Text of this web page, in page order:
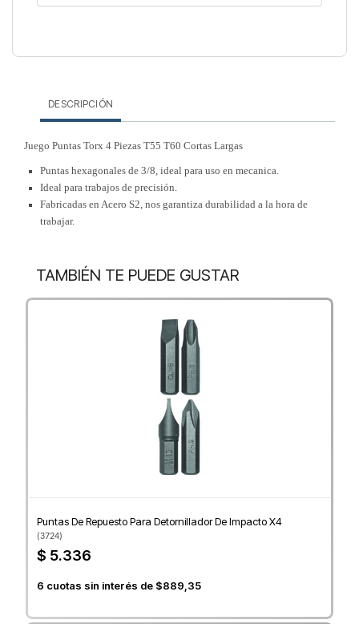
DESCRIPCIÓN
Juego Puntas Torx 4 Piezas T55 T60 Cortas Largas
Puntas hexagonales de 3/8, ideal para uso en mecanica.
Ideal para trabajos de precisión.
Fabricadas en Acero S2, nos garantiza durabilidad a la hora de
trabajar.
TAMBIÉN TE PUEDE GUSTAR
Puntas De Repuesto Para Detornillador De Impacto X4
(3724)
$ 5.336
6 cuotas sin interés de $889,35